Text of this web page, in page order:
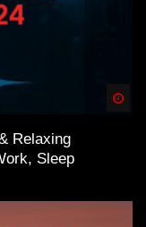
Relaxing
Sleep